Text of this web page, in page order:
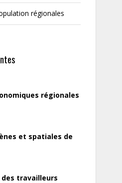
régionales
régionales
et spatiales de
des travailleurs